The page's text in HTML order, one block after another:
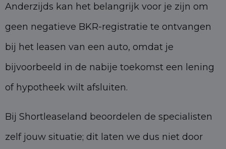
Anderzijds kan het belangrijk voor je zijn om
geen negatieve BKR-registratie te ontvangen
bij het leasen van een auto, omdat je
bijvoorbeeld in de nabije toekomst een lening
of hypotheek wilt afsluiten.
Bij Shortleaseland beoordelen de specialisten
zelf jouw situatie; dit laten we dus niet door